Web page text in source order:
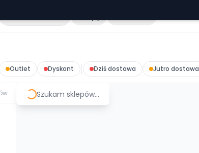
Outlet Dyskont Dziś dostawa Jutro dostawa
Szukam sklepów...